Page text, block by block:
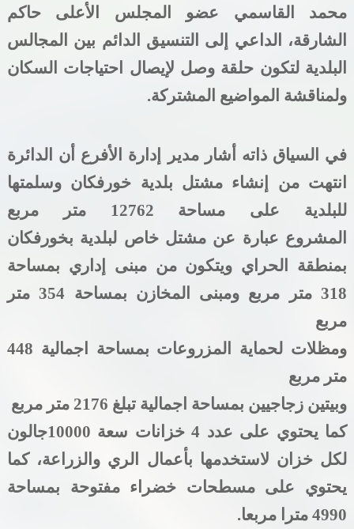
محمد
القاسمي عضو المجلس الأعلى
حاكم
الشارقة، الداعي إلى التنسيق الدائم بين المجالس
البلدية لتكون حلقة وصل لإيصال احتياجات السكان
ولمناقشة المواضيع المشتركة.
في السياق ذاته أشار مدير إدارة الأفرع أن الدائرة
انتهت من إنشاء مشتل بلدية خورفكان وسلمتها
للبلدية على مساحة 12762 متر مربع
المشروع عبارة عن مشتل خاص لبلدية بخورفكان
بمنطقة الحراي ويتكون من مبنى إداري بمساحة
318 متر مربع ومبنى المخازن بمساحة 354 متر
مربع
ومظلات لحماية المزروعات بمساحة اجمالية 448
متر مربع
وبيتين زجاجيين بمساحة اجمالية تبلغ 2176 متر مربع
كما يحتوي على عدد 4 خزانات سعة 10000جالون
لكل خزان لاستخدمها بأعمال الري والزراعة، كما
يحتوي على مسطحات خضراء مفتوحة بمساحة
4990 مترا مربعا.